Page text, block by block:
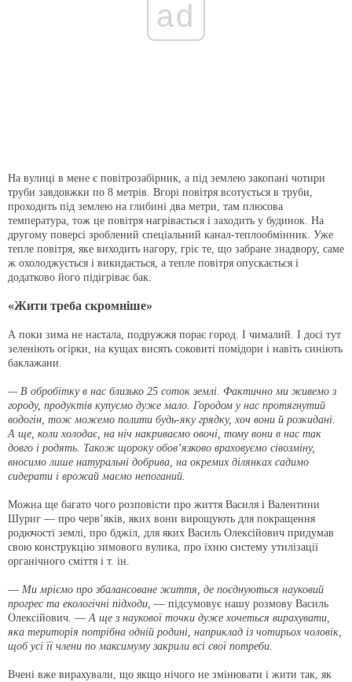
ad
На вулиці в мене є повітрозабірник, а під землею закопані чотири
труби завдовжки по 8 метрів. Вгорі повітря всотується в труби,
проходить під землею на глибині два метри, там плюсова
температура, тож це повітря нагрівається і заходить у будинок. На
другому поверсі зроблений спеціальний канал-теплообмінник. Уже
тепле повітря, яке виходить нагору, гріє те, що забране знадвору, саме
ж охолоджується і викидається, а тепле повітря опускається і
додатково його підігріває бак.
«Жити треба скромніше»
А поки зима не настала, подружжя порає город. І чималий. І досі тут
зеленіють огірки, на кущах висять соковиті помідори і навіть синіють
баклажани.
— В обробітку в нас близько 25 соток землі. Фактично ми живемо з
городу, продуктів купуємо дуже мало. Городом у нас протягнутий
водогін, тож можемо полити будь-яку грядку, хоч вони й розкидані.
А ще, коли холодає, на ніч накриваємо овочі, тому вони в нас так
довго і родять. Також щороку обов’язково враховуємо сівозміну,
вносимо лише натуральні добрива, на окремих ділянках садимо
сидерати і врожай маємо непоганий.
Можна ще багато чого розповісти про життя Василя і Валентини
Шуриг — про черв’яків, яких вони вирощують для покращення
родючості землі, про бджіл, для яких Василь Олексійович придумав
свою конструкцію зимового вулика, про їхню систему утилізації
органічного сміття і т. ін.
— Ми мріємо про збалансоване життя, де поєднуються науковий
прогрес та екологічні підходи, — підсумовує нашу розмову Василь
Олексійович. — А ще з наукової точки дуже хочеться вирахувати,
яка територія потрібна одній родині, наприклад із чотирьох чоловік,
щоб усі її члени по максимуму закрили всі свої потреби.
Вчені вже вирахували, що якщо нічого не змінювати і жити так, як